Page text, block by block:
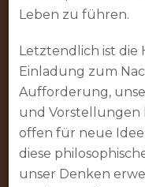
Leben zu führen.
Letztendlich ist die
Einladung zum
Aufforderung,
und Vorstellungen
offen für neue
diese
unser Denken